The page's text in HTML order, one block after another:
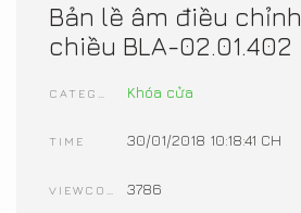
Bản lề âm điều
chiều BLA-02.01.402
Khóa cửa
TIME 30/01/2018 10:18:41 CH
3786